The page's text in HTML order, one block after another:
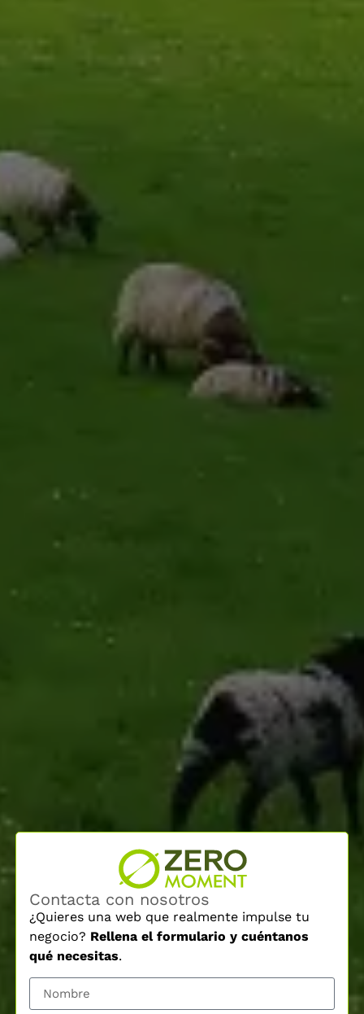
Contacta con nosotros
¿Quieres una web que realmente impulse tu
negocio? Rellena el formulario y cuéntanos
qué necesitas.